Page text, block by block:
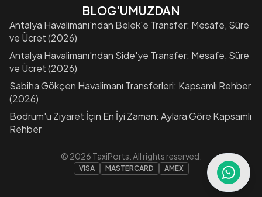
BLOG'UMUZDAN
Antalya Havalimanı'ndan Belek'e Transfer: Mesafe, Süre
ve Ücret (2026)
Antalya Havalimanı'ndan Side'ye Transfer: Mesafe, Süre
ve Ücret (2026)
Sabiha Gökçen Havalimanı Transferleri: Kapsamlı Rehber
(2026)
Bodrum'u Ziyaret İçin En İyi Zaman: Aylara Göre Kapsamlı
Rehber
© 2026 TaxiPorts. All rights reserved.
VISA MASTERCARD AMEX
Open